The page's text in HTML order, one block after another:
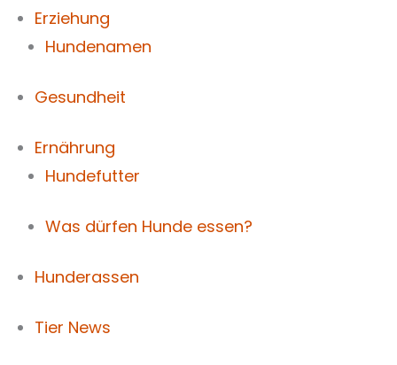
Erziehung
Hundenamen
Gesundheit
Ernährung
Hundefutter
Was dürfen Hunde essen?
Hunderassen
Tier News